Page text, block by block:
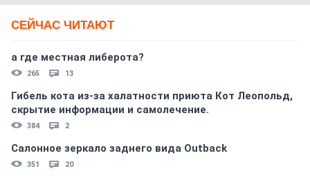
СЕЙЧАС ЧИТАЮТ
а где местная либерота?
265 13
Гибель кота из-за халатности приюта Кот Леопольд,
скрытиe информации и самолечение.
384 2
Салонное зеркало заднего вида Outback
351 20